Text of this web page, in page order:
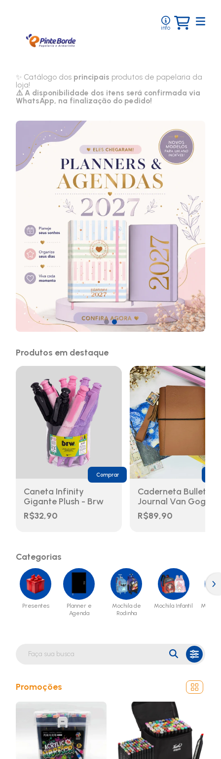
info
✨ Catálogo dos principais produtos de papelaria da
loja!
⚠️ A disponibilidade dos itens será confirmada via
WhatsApp, na finalização do pedido!
Produtos em destaque
Comprar
Caneta Infinity
Gigante Plush - Brw
R$32,90
Caderneta Bullet
Journal Van Gogh -
Buendia
R$89,90
Categorias
Presentes
Planner e
Agenda
Mochila de
Rodinha
Mochila Infantil
Promoções